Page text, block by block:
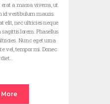
a massa viverra, ut
id vestibulum mauris.
elit, nec ultricies neque
lorem. Phasellus
Nunc eget urna
vel, tempor mi. Donec
More